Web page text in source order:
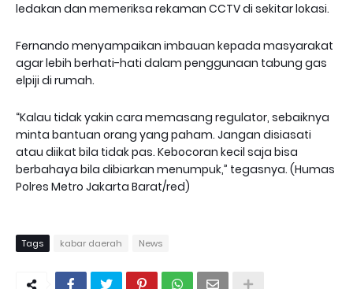
ledakan dan memeriksa rekaman CCTV di sekitar lokasi.
Fernando menyampaikan imbauan kepada masyarakat
agar lebih berhati-hati dalam penggunaan tabung gas
elpiji di rumah.
“Kalau tidak yakin cara memasang regulator, sebaiknya
minta bantuan orang yang paham. Jangan disiasati
atau diikat bila tidak pas. Kebocoran kecil saja bisa
berbahaya bila dibiarkan menumpuk,” tegasnya. (Humas
Polres Metro Jakarta Barat/red)
Tags kabar daerah News